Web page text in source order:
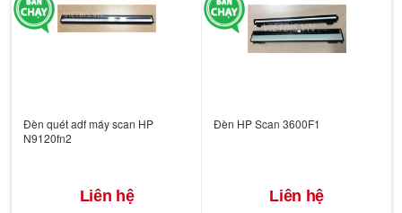
Đèn quét adf máy scan HP
N9120fn2
Liên hệ
Đèn HP Scan 3600F1
Liên hệ